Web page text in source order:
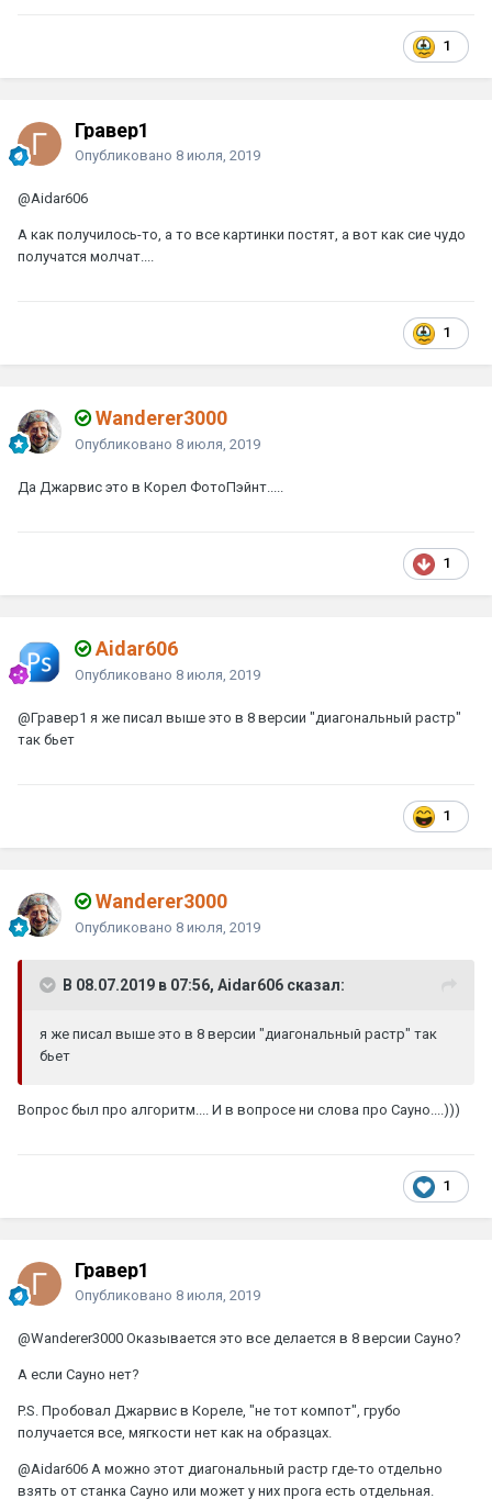
1
Гравер1
Опубликовано 8 июля, 2019
@Aidar606
А как получилось-то, а то все картинки постят, а вот как сие чудо
получатся молчат....
1
Wanderer3000
Опубликовано 8 июля, 2019
Да Джарвис это в Корел ФотоПэйнт.....
1
Aidar606
Опубликовано 8 июля, 2019
@Гравер1 я же писал выше это в 8 версии "диагональный растр"
так бьет
1
Wanderer3000
Опубликовано 8 июля, 2019
В 08.07.2019 в 07:56, Aidar606 сказал:
я же писал выше это в 8 версии "диагональный растр" так
бьет
Вопрос был про алгоритм.... И в вопросе ни слова про Сауно....)))
1
Гравер1
Опубликовано 8 июля, 2019
@Wanderer3000 Оказывается это все делается в 8 версии Сауно?
А если Сауно нет?
P.S. Пробовал Джарвис в Кореле, "не тот компот", грубо
получается все, мягкости нет как на образцах.
@Aidar606 А можно этот диагональный растр где-то отдельно
взять от станка Сауно или может у них прога есть отдельная.